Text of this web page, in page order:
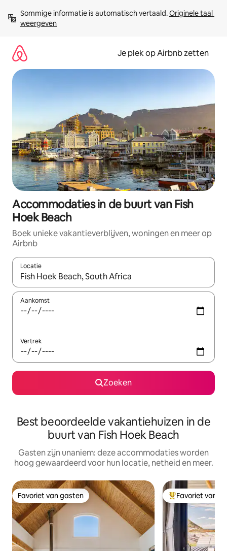
direct
naar
Sommige informatie is automatisch vertaald. Originele taal
weergeven
Je plek op Airbnb zetten
Accommodaties in de buurt van Fish
Hoek Beach
Boek unieke vakantieverblijven, woningen en meer op
Airbnb
Locatie
Wanneer er resultaten beschikbaar zijn, maak je een keuze
Aankomst
Vertrek
Zoeken
Best beoordeelde vakantiehuizen in de
buurt van Fish Hoek Beach
Gasten zijn unaniem: deze accommodaties worden
hoog gewaardeerd voor hun locatie, netheid en meer.
Favoriet van gasten
Favoriet van gasten Topfavoriet van
Favoriet van